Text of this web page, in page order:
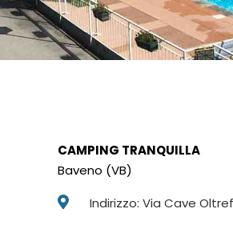
CAMPING TRANQUILLA
Baveno (VB)
Indirizzo: Via Cave